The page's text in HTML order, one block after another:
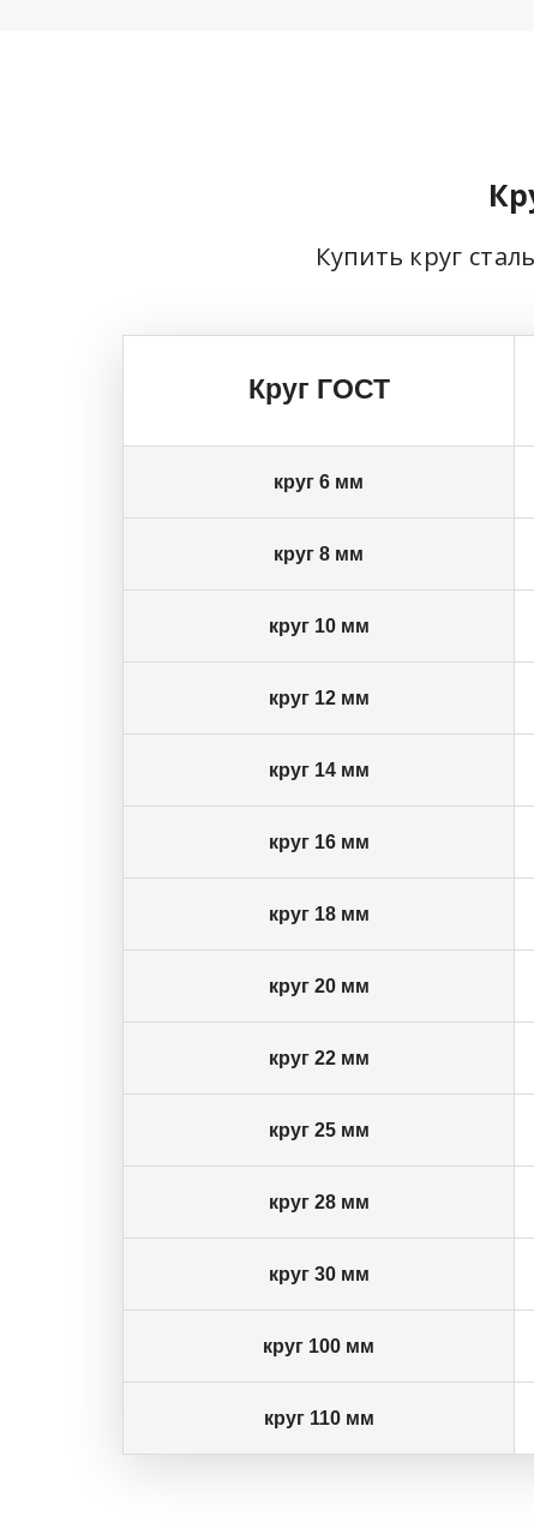
Купить круг
Круг ГОСТ
круг 6 мм
круг 8 мм
круг 10 мм
круг 12 мм
круг 14 мм
круг 16 мм
круг 18 мм
круг 20 мм
круг 22 мм
круг 25 мм
круг 28 мм
круг 30 мм
круг 100 мм
круг 110 мм